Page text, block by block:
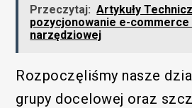
Przeczytaj: Artykuły
pozycjonowanie e-commerce
narzędziowej
Rozpoczęliśmy nasze
grupy docelowej oraz